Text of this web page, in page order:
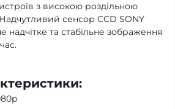
з високою роздільною
сенсор CCD SONY
надчітке та стабільне зображення